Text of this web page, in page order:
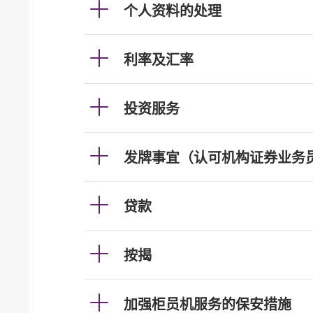
个人资料的处理
利率及汇率
投资服务
发牌事宜（认可机构证券业务
贷款
按揭
加强柜员机服务的保安措施